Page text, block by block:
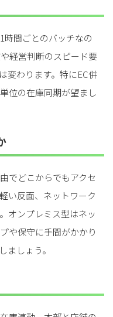
間ごとのバッチなの
経営判断のスピード要
変わります。特にEC併
位の在庫同期が望まし
でどこからでもアクセ
い反面、ネットワーク
オンプレミス型はネッ
や保守に手間がかかり
ましょう。